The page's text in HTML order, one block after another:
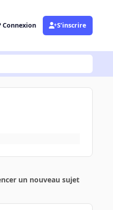
S’inscrire
un nouveau sujet